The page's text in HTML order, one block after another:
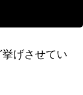
げさせてい